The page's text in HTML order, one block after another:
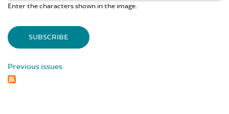
Enter the characters shown in the image.
Previous issues